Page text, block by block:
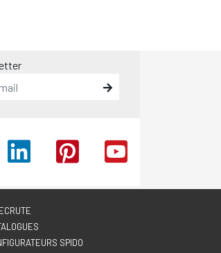
SPIDO